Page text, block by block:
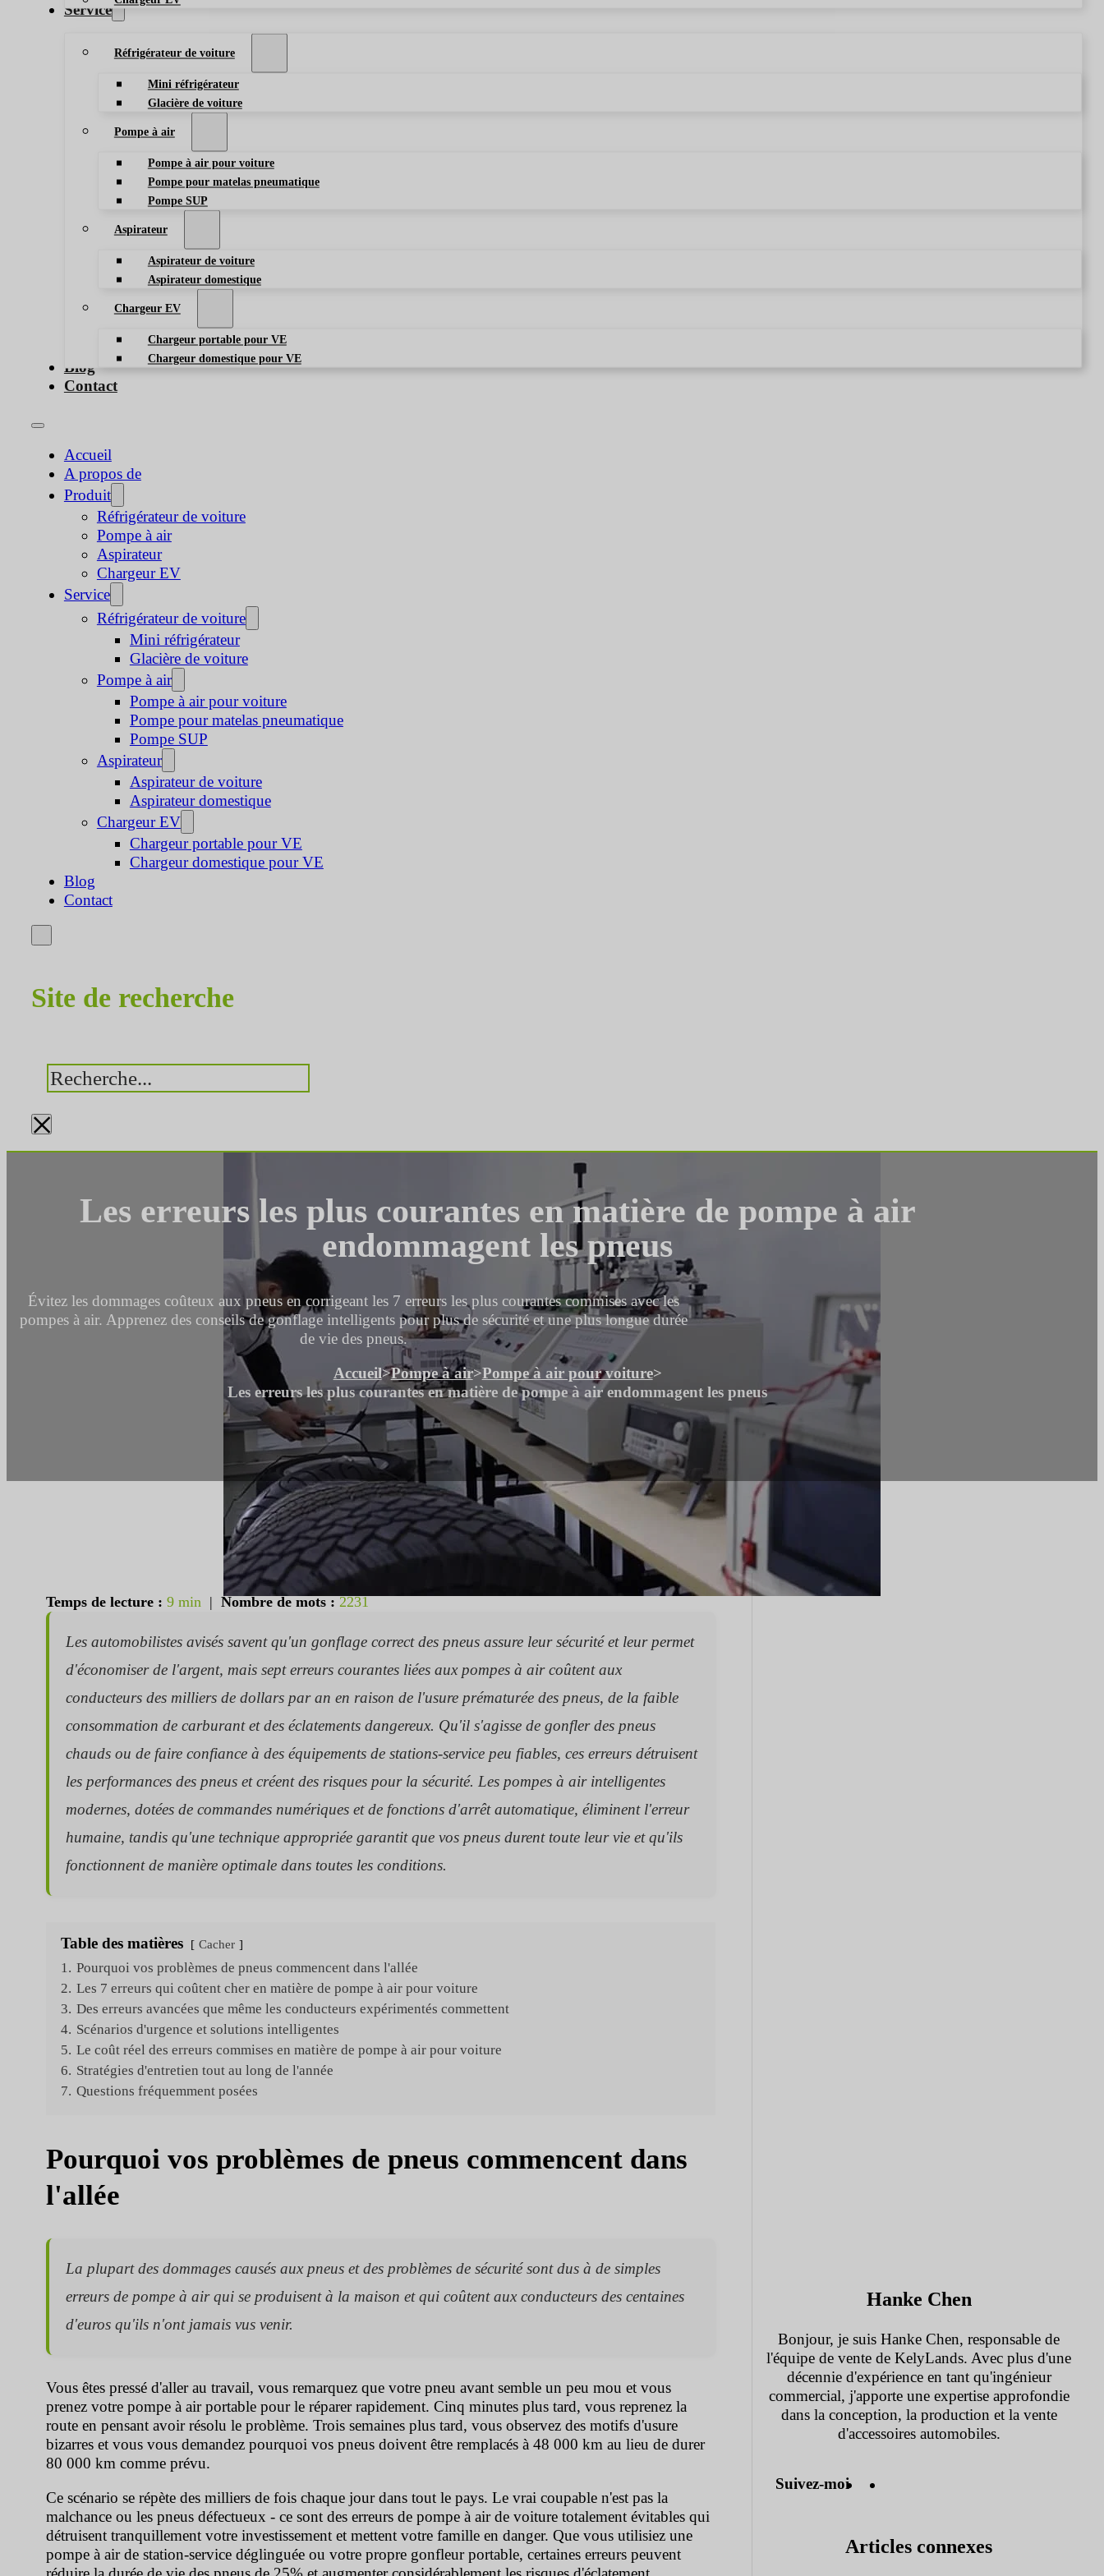
Service
Réfrigérateur de voiture
Mini réfrigérateur
Glacière de voiture
Pompe à air
Pompe à air pour voiture
Pompe pour matelas pneumatique
Pompe SUP
Aspirateur
Aspirateur de voiture
Aspirateur domestique
Chargeur EV
Chargeur portable pour VE
Chargeur domestique pour VE
Blog
Contact
Accueil
A propos de
Produit
Réfrigérateur de voiture
Pompe à air
Aspirateur
Chargeur EV
Service
Réfrigérateur de voiture
Mini réfrigérateur
Glacière de voiture
Pompe à air
Pompe à air pour voiture
Pompe pour matelas pneumatique
Pompe SUP
Aspirateur
Aspirateur de voiture
Aspirateur domestique
Chargeur EV
Chargeur portable pour VE
Chargeur domestique pour VE
Blog
Contact
Site de recherche
Rechercher
×
Les erreurs les plus courantes en matière de pompe à air
endommagent les pneus
Évitez les dommages coûteux aux pneus en corrigeant les 7 erreurs les plus courantes commises avec les
pompes à air. Apprenez des conseils de gonflage intelligents pour plus de sécurité et une plus longue durée
de vie des pneus.
Accueil>Pompe à air>Pompe à air pour voiture>
Les erreurs les plus courantes en matière de pompe à air endommagent les pneus
Temps de lecture : 9 min| Nombre de mots : 2231
Les automobilistes avisés savent qu'un gonflage correct des pneus assure leur sécurité et leur permet
d'économiser de l'argent, mais sept erreurs courantes liées aux pompes à air coûtent aux
conducteurs des milliers de dollars par an en raison de l'usure prématurée des pneus, de la faible
consommation de carburant et des éclatements dangereux. Qu'il s'agisse de gonfler des pneus
chauds ou de faire confiance à des équipements de stations-service peu fiables, ces erreurs détruisent
les performances des pneus et créent des risques pour la sécurité. Les pompes à air intelligentes
modernes, dotées de commandes numériques et de fonctions d'arrêt automatique, éliminent l'erreur
humaine, tandis qu'une technique appropriée garantit que vos pneus durent toute leur vie et qu'ils
fonctionnent de manière optimale dans toutes les conditions.
Table des matières Cacher
1. Pourquoi vos problèmes de pneus commencent dans l'allée
2. Les 7 erreurs qui coûtent cher en matière de pompe à air pour voiture
3. Des erreurs avancées que même les conducteurs expérimentés commettent
4. Scénarios d'urgence et solutions intelligentes
5. Le coût réel des erreurs commises en matière de pompe à air pour voiture
6. Stratégies d'entretien tout au long de l'année
7. Questions fréquemment posées
Pourquoi vos problèmes de pneus commencent dans
l'allée
La plupart des dommages causés aux pneus et des problèmes de sécurité sont dus à de simples
erreurs de pompe à air qui se produisent à la maison et qui coûtent aux conducteurs des centaines
d'euros qu'ils n'ont jamais vus venir.
Vous êtes pressé d'aller au travail, vous remarquez que votre pneu avant semble un peu mou et vous
prenez votre pompe à air portable pour le réparer rapidement. Cinq minutes plus tard, vous reprenez la
route en pensant avoir résolu le problème. Trois semaines plus tard, vous observez des motifs d'usure
bizarres et vous vous demandez pourquoi vos pneus doivent être remplacés à 48 000 km au lieu de durer
80 000 km comme prévu.
Ce scénario se répète des milliers de fois chaque jour dans tout le pays. Le vrai coupable n'est pas la
malchance ou les pneus défectueux - ce sont des erreurs de pompe à air de voiture totalement évitables qui
détruisent tranquillement votre investissement et mettent votre famille en danger. Que vous utilisiez une
pompe à air de station-service déglinguée ou votre propre gonfleur portable, certaines erreurs peuvent
Hanke Chen
Bonjour, je suis Hanke Chen, responsable de
l'équipe de vente de KelyLands. Avec plus d'une
décennie d'expérience en tant qu'ingénieur
commercial, j'apporte une expertise approfondie
dans la conception, la production et la vente
d'accessoires automobiles.
Suivez-moi
Articles connexes